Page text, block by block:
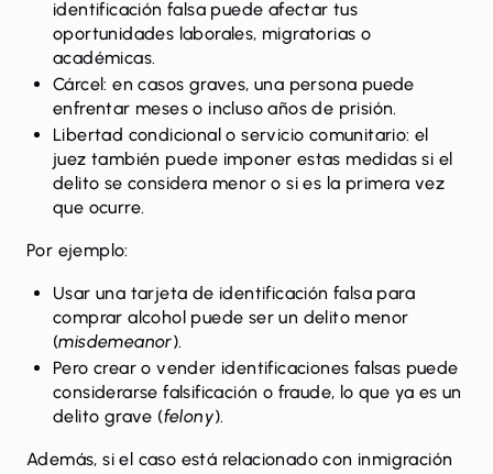
identificación falsa puede afectar tus
oportunidades laborales, migratorias o
académicas.
Cárcel: en casos graves, una persona puede
enfrentar meses o incluso años de prisión.
Libertad condicional o servicio comunitario: el
juez también puede imponer estas medidas si el
delito se considera menor o si es la primera vez
que ocurre.
Por ejemplo:
Usar una tarjeta de identificación falsa para
comprar alcohol puede ser un delito menor
(misdemeanor).
Pero crear o vender identificaciones falsas puede
considerarse falsificación o fraude, lo que ya es un
delito grave (felony).
Además, si el caso está relacionado con inmigración